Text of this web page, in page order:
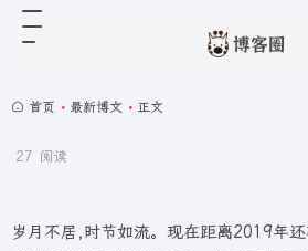
首页 • 最新博文 • 正文
27 阅读
岁月不居,时节如流。现在距离2019年